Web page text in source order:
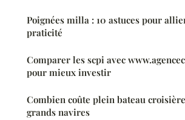
Poignées milla : 10 astuces pour
praticité
Comparer les scpi avec
pour mieux investir
Combien coûte plein bateau
grands navires